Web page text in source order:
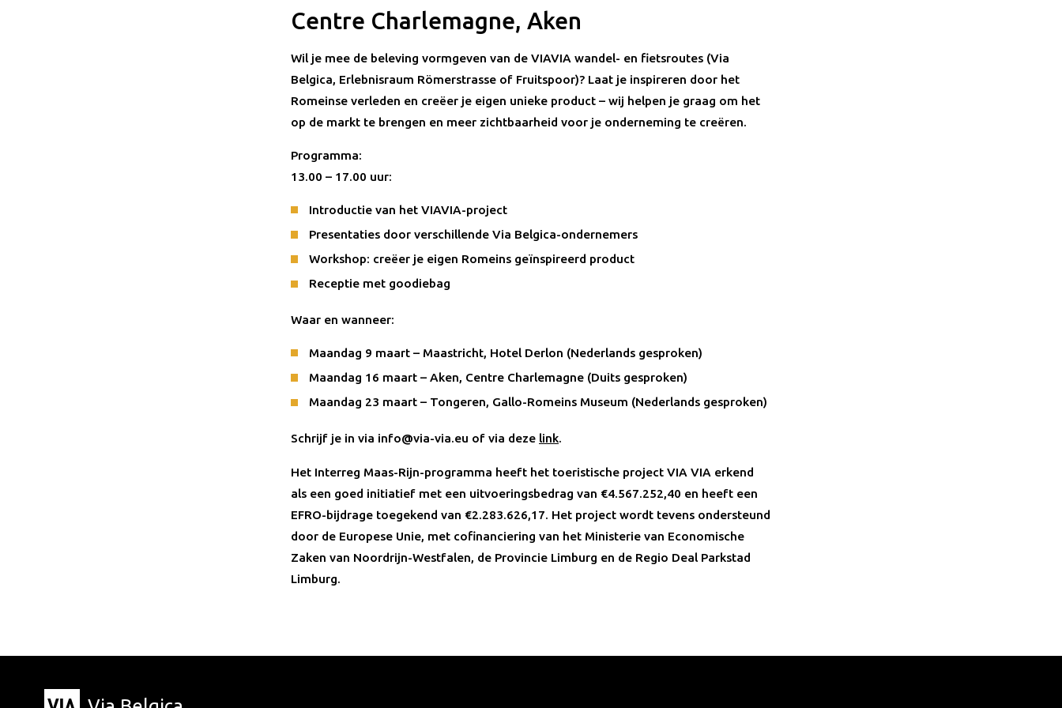
Centre Charlemagne, Aken
Wil je mee de beleving vormgeven van de VIAVIA wandel- en fietsroutes (Via
Belgica, Erlebnisraum Römerstrasse of Fruitspoor)? Laat je inspireren door het
Romeinse verleden en creëer je eigen unieke product – wij helpen je graag om het
op de markt te brengen en meer zichtbaarheid voor je onderneming te creëren.
Programma:
13.00 – 17.00 uur:
Introductie van het VIAVIA-project
Presentaties door verschillende Via Belgica-ondernemers
Workshop: creëer je eigen Romeins geïnspireerd product
Receptie met goodiebag
Waar en wanneer:
Maandag 9 maart – Maastricht, Hotel Derlon (Nederlands gesproken)
Maandag 16 maart – Aken, Centre Charlemagne (Duits gesproken)
Maandag 23 maart – Tongeren, Gallo-Romeins Museum (Nederlands gesproken)
Schrijf je in via info@via-via.eu of via deze link.
Het Interreg Maas-Rijn-programma heeft het toeristische project VIA VIA erkend
als een goed initiatief met een uitvoeringsbedrag van €4.567.252,40 en heeft een
EFRO-bijdrage toegekend van €2.283.626,17. Het project wordt tevens ondersteund
door de Europese Unie, met cofinanciering van het Ministerie van Economische
Zaken van Noordrijn-Westfalen, de Provincie Limburg en de Regio Deal Parkstad
Limburg.